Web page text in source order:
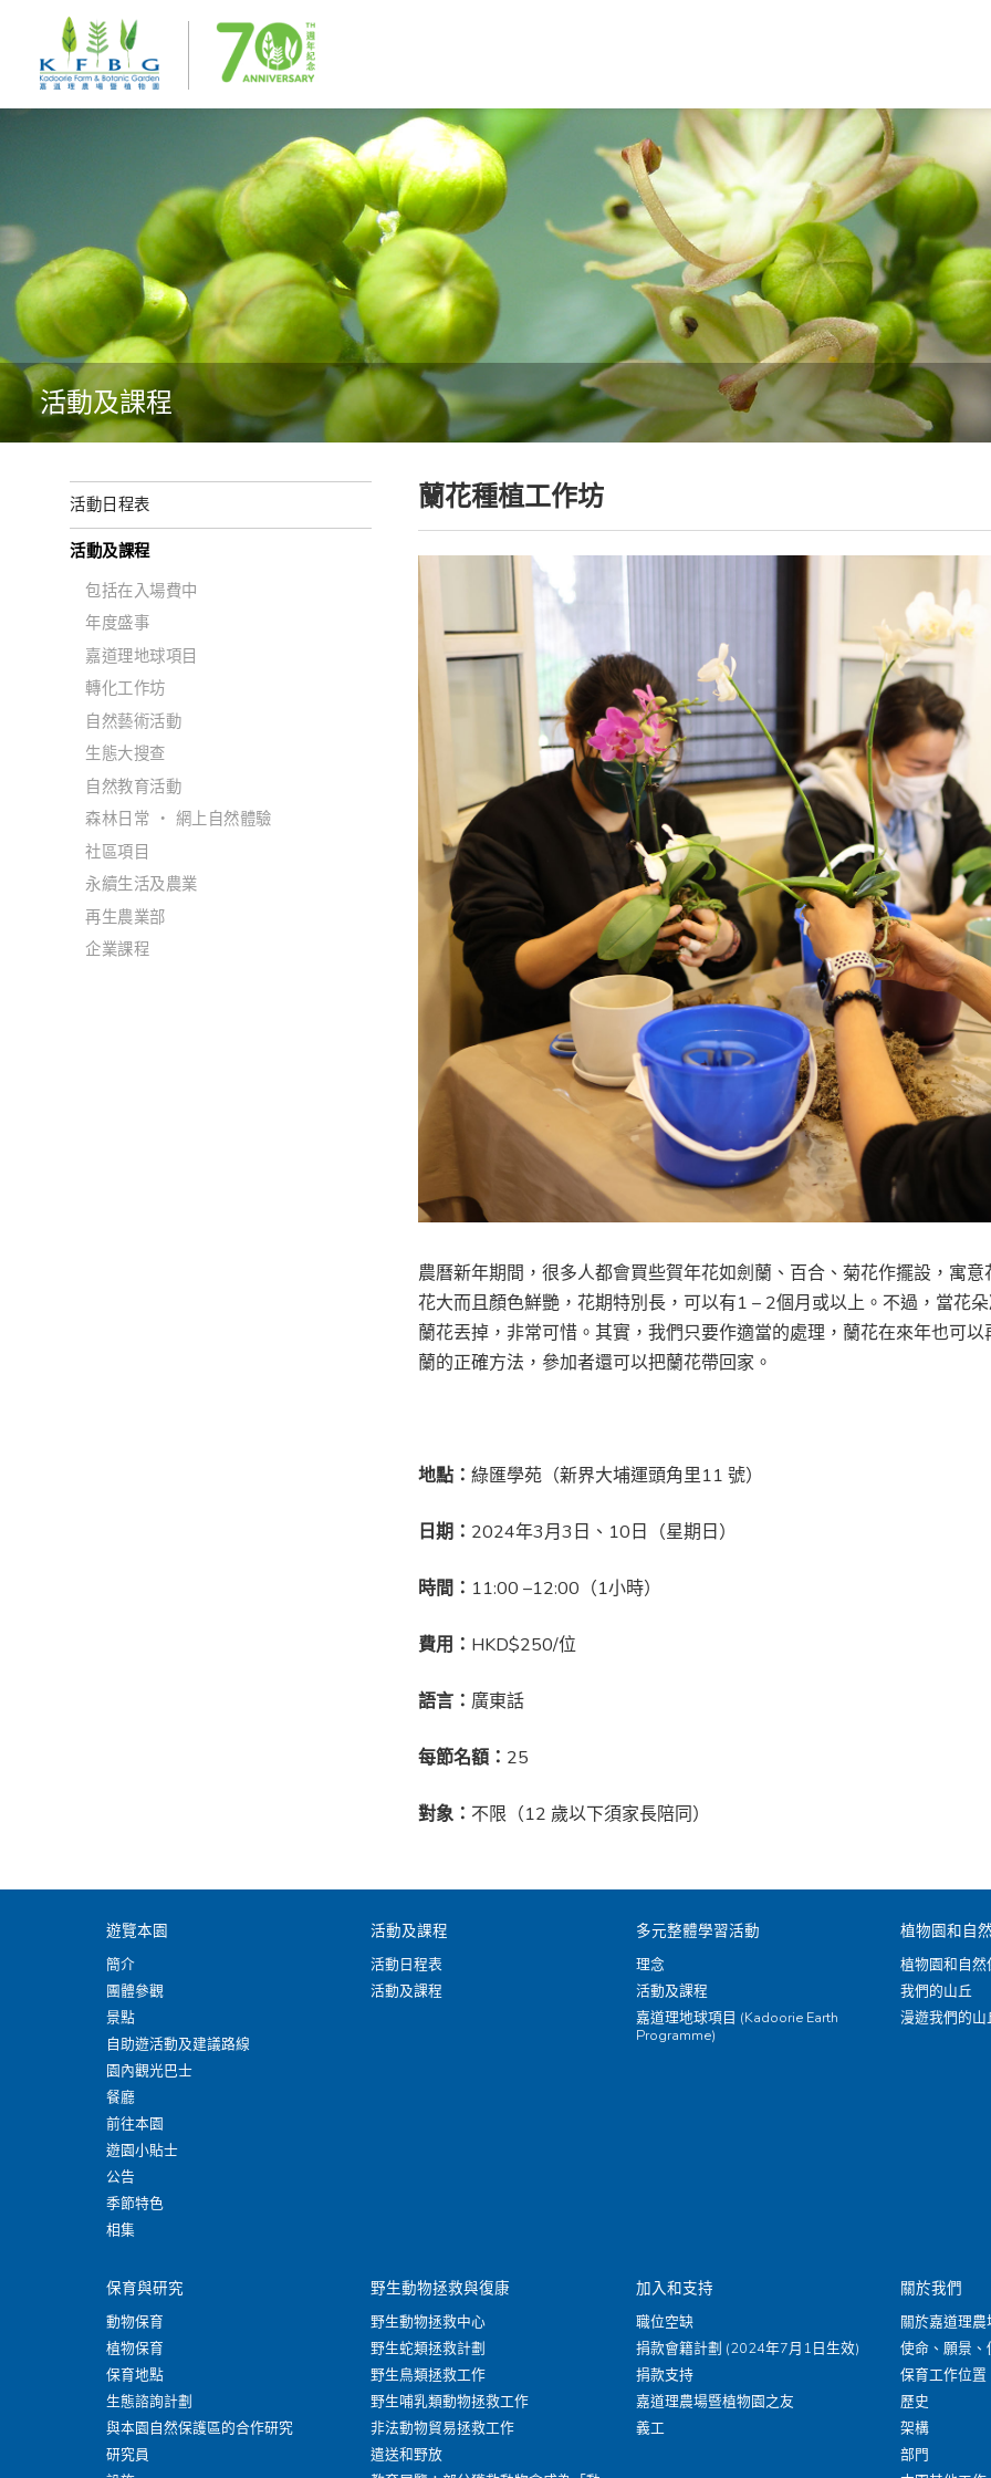
活動及課程
活動日程表
活動及課程
包括在入場費中
年度盛事
嘉道理地球項目
轉化工作坊
自然藝術活動
生態大搜查
自然教育活動
森林日常 ‧ 網上自然體驗
社區項目
永續生活及農業
再生農業部
企業課程
蘭花種植工作坊
農曆新年期間，很多人都會買些賀年花如劍蘭、百合、菊花作擺設，寓
花大而且顏色鮮艷，花期特別長，可以有1 – 2個月或以上。不過，當花
蘭花丟掉，非常可惜。其實，我們只要作適當的處理，蘭花在來年也可
蘭的正確方法，參加者還可以把蘭花帶回家。
地點： 綠匯學苑（新界大埔運頭角里11 號）
日期： 2024年3月3日、10日（星期日）
時間： 11:00 –12:00（1小時）
費用： HKD$250/位
語言： 廣東話
每節名額： 25
對象： 不限（12 歲以下須家長陪同）
遊覽本園
簡介
團體參觀
景點
自助遊活動及建議路線
園內觀光巴士
餐廳
前往本園
遊園小貼士
公告
季節特色
相集
活動及課程
活動日程表
活動及課程
多元整體學習活動
理念
活動及課程
嘉道理地球項目 (Kadoorie Earth
Programme)
植物園和自
植物園和自然
我們的山丘
漫遊我們的山
保育與研究
動物保育
植物保育
保育地點
生態諮詢計劃
與本園自然保護區的合作研究
研究員
野生動物拯救與復康
野生動物拯救中心
野生蛇類拯救計劃
野生鳥類拯救工作
野生哺乳類動物拯救工作
非法動物貿易拯救工作
遣送和野放
加入和支持
職位空缺
捐款會籍計劃 (2024年7月1日生效)
捐款支持
嘉道理農場暨植物園之友
義工
關於我們
關於嘉道理
使命、願景、
保育工作位置
歷史
架構
部門